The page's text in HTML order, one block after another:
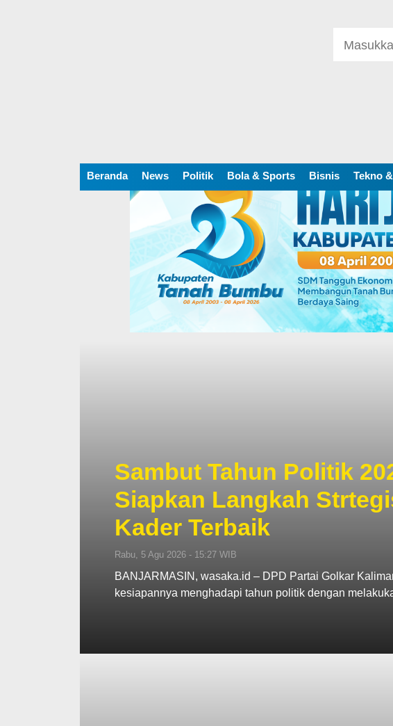
Beranda News Politik Bola & Sports Bisnis Tekno
Sambut Tahun Politik
Siapkan Langkah
Kader Terbaik
Rabu, 5 Agu 2026 - 15:27 WIB
BANJARMASIN, wasaka.id – DPD Partai Golkar
kesiapannya menghadapi tahun politik dengan